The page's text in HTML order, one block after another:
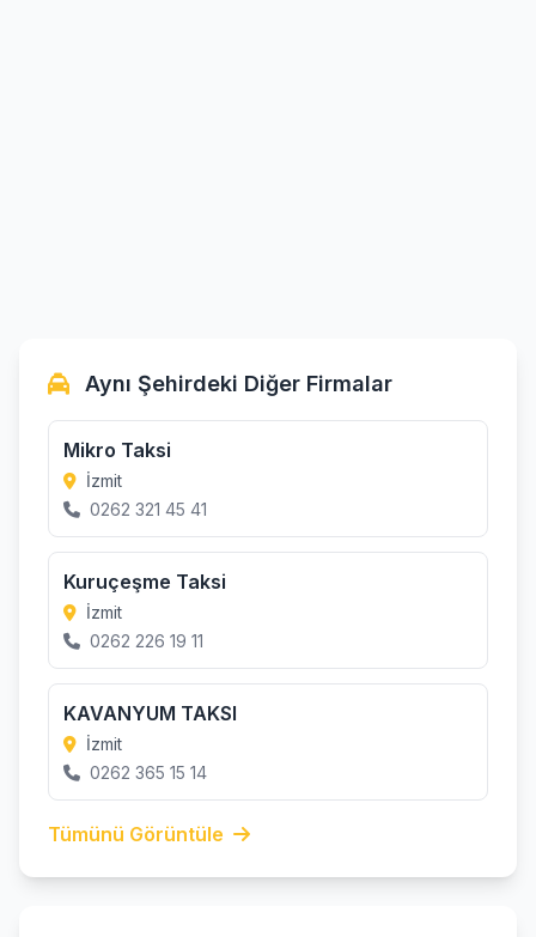
Aynı Şehirdeki Diğer Firmalar
Mikro Taksi
İzmit
0262 321 45 41
Kuruçeşme Taksi
İzmit
0262 226 19 11
KAVANYUM TAKSI
İzmit
0262 365 15 14
Tümünü Görüntüle